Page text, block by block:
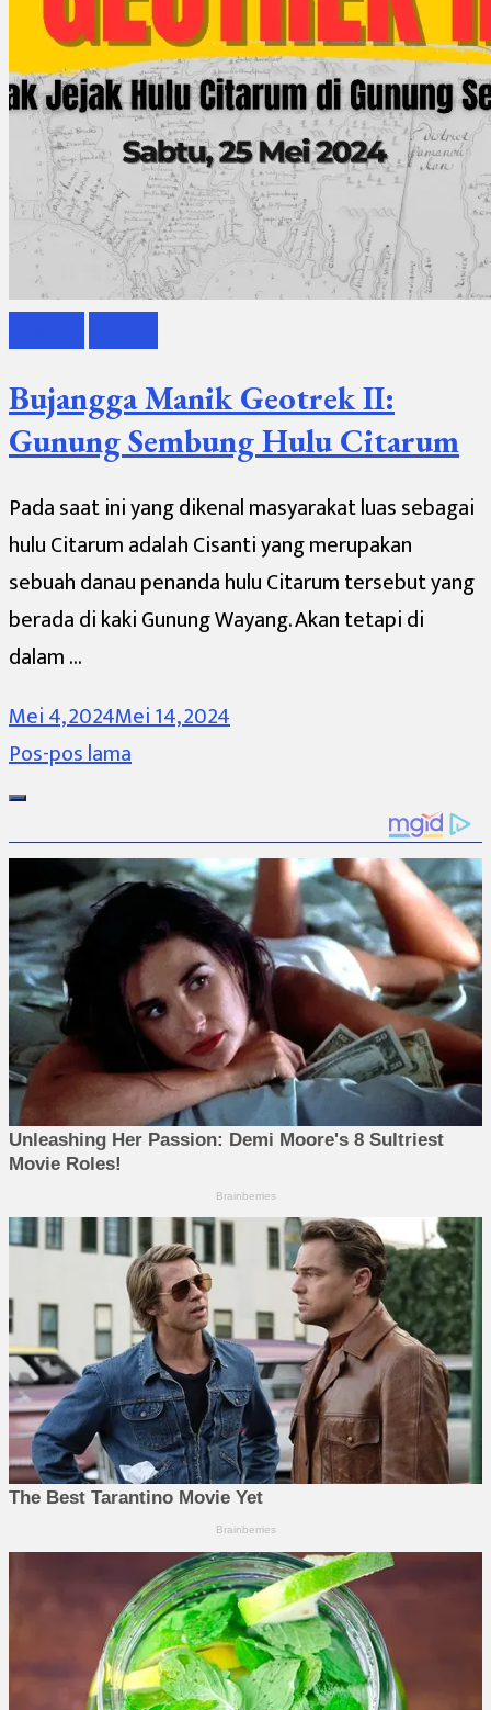
Bujangga Manik Geotrek II:
Gunung Sembung Hulu Citarum
Pada saat ini yang dikenal masyarakat luas sebagai
hulu Citarum adalah Cisanti yang merupakan
sebuah danau penanda hulu Citarum tersebut yang
berada di kaki Gunung Wayang. Akan tetapi di
dalam …
Mei 4, 2024Mei 14, 2024
Navigasi
pos
Pos-pos lama